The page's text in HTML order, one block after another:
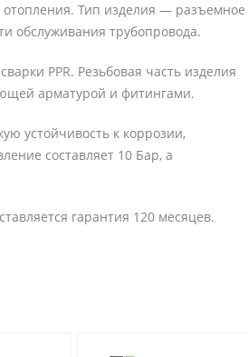
Тип изделия — разъемное
обслуживания трубопровода.
PPR. Резьбовая часть изделия
арматурой и фитингами.
устойчивость к коррозии,
составляет 10 Бар, а
гарантия 120 месяцев.